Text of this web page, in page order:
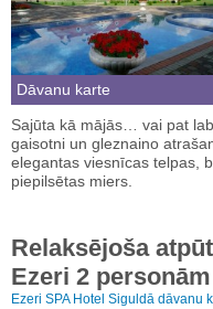
Dāvanu karte
Sajūta kā mājās… vai pat
gaisotni un gleznaino
elegantas viesnīcas telpas,
piepilsētas miers.
Relaksējoša
Ezeri 2 personām
Ezeri SPA Hotel Siguldā dāvanu